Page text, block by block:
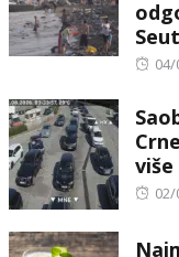
04/
više
02/